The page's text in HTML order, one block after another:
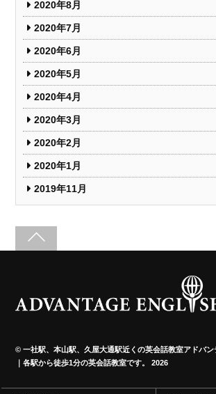
2020年8月
2020年7月
2020年6月
2020年5月
2020年4月
2020年3月
2020年2月
2020年1月
2019年11月
©一社駅、本山駅、久屋大通駅近くの英会話教室アドバン
｜各駅から徒歩1分の英会話教室です。
2026